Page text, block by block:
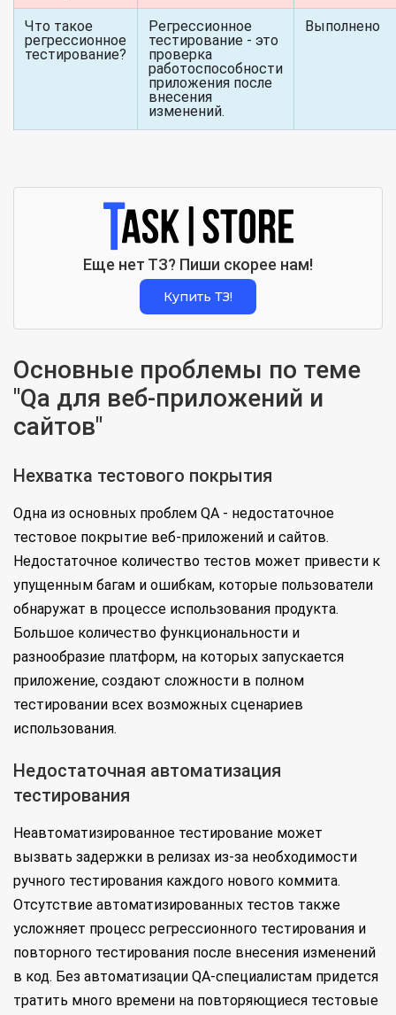
Что такое
регрессионное
тестирование?
Регрессионное
тестирование - это
проверка
работоспособности
приложения после
внесения
изменений.
Выполнено
Еще нет ТЗ? Пиши скорее нам!
Купить ТЗ!
Основные проблемы по теме
"Qa для веб-приложений и
сайтов"
Нехватка тестового покрытия
Одна из основных проблем QA - недостаточное
тестовое покрытие веб-приложений и сайтов.
Недостаточное количество тестов может привести к
упущенным багам и ошибкам, которые пользователи
обнаружат в процессе использования продукта.
Большое количество функциональности и
разнообразие платформ, на которых запускается
приложение, создают сложности в полном
тестировании всех возможных сценариев
использования.
Недостаточная автоматизация
тестирования
Неавтоматизированное тестирование может
вызвать задержки в релизах из-за необходимости
ручного тестирования каждого нового коммита.
Отсутствие автоматизированных тестов также
усложняет процесс регрессионного тестирования и
повторного тестирования после внесения изменений
в код. Без автоматизации QA-специалистам придется
тратить много времени на повторяющиеся тестовые